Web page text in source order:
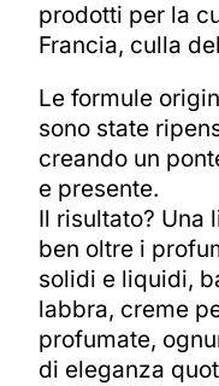
prodotti per la
Francia, culla
Le formule
sono state
creando un
e presente.
Il risultato? Una
ben oltre i
solidi e liquidi,
labbra, creme
profumate,
di eleganza